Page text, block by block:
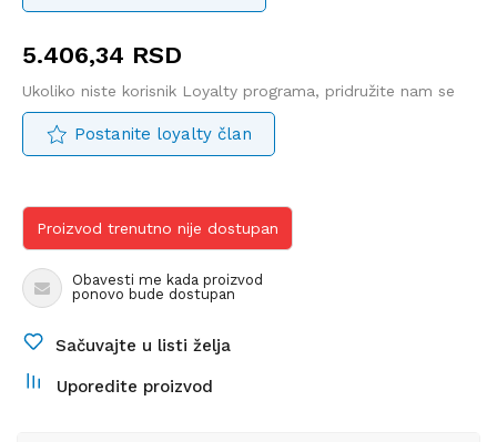
5.406,34 RSD
Ukoliko niste korisnik Loyalty programa, pridružite nam se
Postanite loyalty član
Proizvod trenutno nije dostupan
Obavesti me kada proizvod
ponovo bude dostupan
Sačuvajte u listi želja
Uporedite proizvod